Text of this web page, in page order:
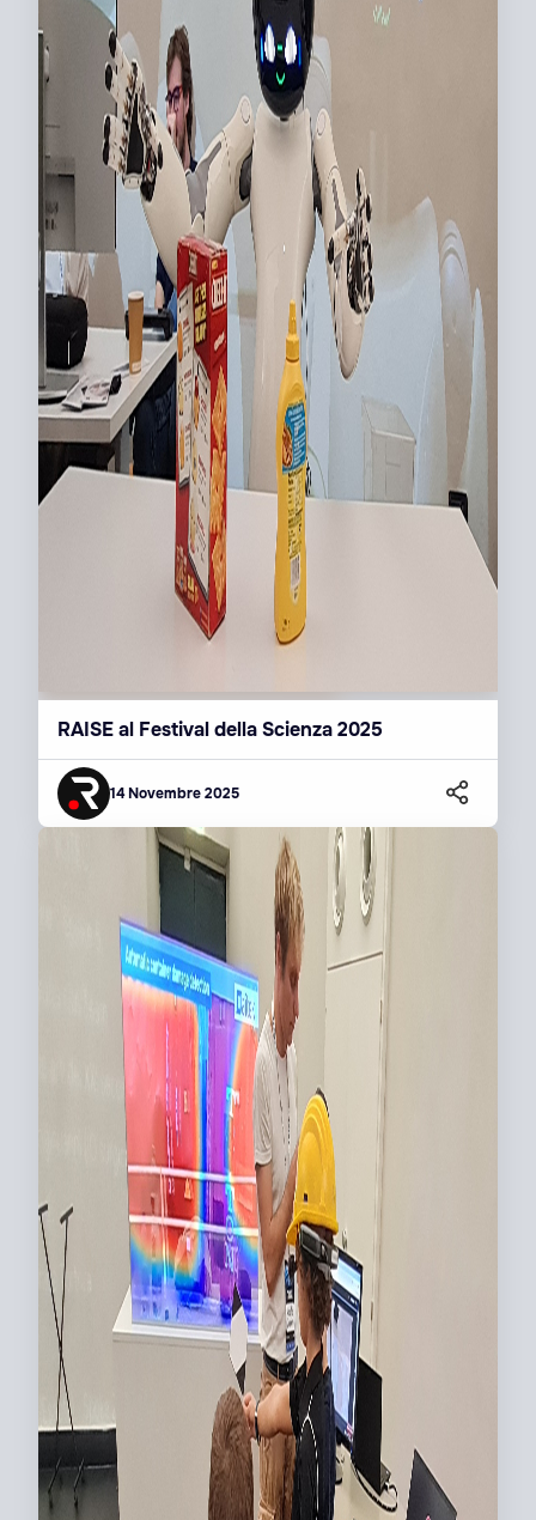
RAISE al Festival della Scienza 2025
14 Novembre 2025